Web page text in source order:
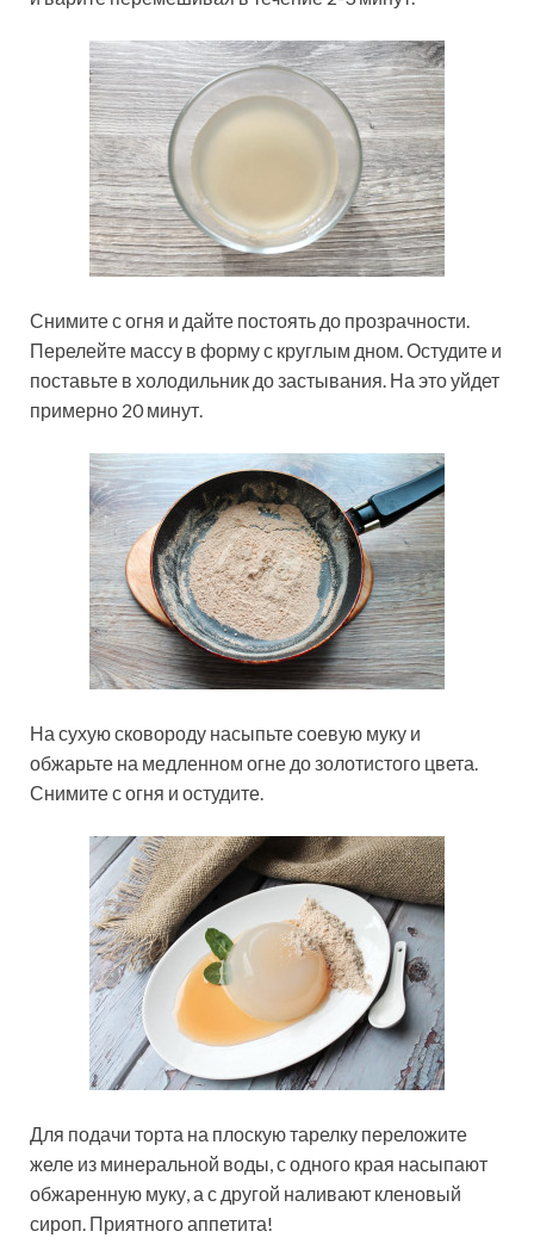
Снимите с огня и дайте постоять до прозрачности.
Перелейте массу в форму с круглым дном. Остудите и
поставьте в холодильник до застывания. На это уйдет
примерно 20 минут.
На сухую сковороду насыпьте соевую муку и
обжарьте на медленном огне до золотистого цвета.
Снимите с огня и остудите.
Для подачи торта на плоскую тарелку переложите
желе из минеральной воды, с одного края насыпают
обжаренную муку, а с другой наливают кленовый
сироп. Приятного аппетита!